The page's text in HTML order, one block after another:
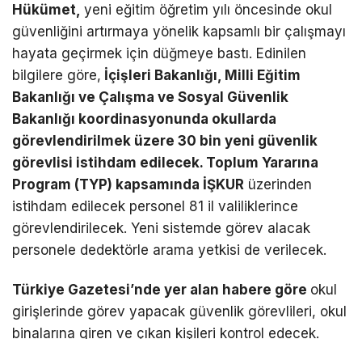
Hükümet, yeni eğitim öğretim yılı öncesinde okul
güvenliğini artırmaya yönelik kapsamlı bir çalışmayı
hayata geçirmek için düğmeye bastı. Edinilen
bilgilere göre, İçişleri Bakanlığı, Milli Eğitim
Bakanlığı ve Çalışma ve Sosyal Güvenlik
Bakanlığı koordinasyonunda okullarda
görevlendirilmek üzere 30 bin yeni güvenlik
görevlisi istihdam edilecek. Toplum Yararına
Program (TYP) kapsamında İŞKUR üzerinden
istihdam edilecek personel 81 il valiliklerince
görevlendirilecek. Yeni sistemde görev alacak
personele dedektörle arama yetkisi de verilecek.
Türkiye Gazetesi’nde yer alan habere göre okul
girişlerinde görev yapacak güvenlik görevlileri, okul
binalarına giren ve çıkan kişileri kontrol edecek.